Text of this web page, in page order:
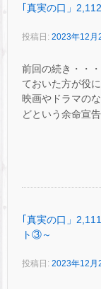
｢真実の口」
投稿日: 2023年12月
前回の続き・・
ておいた方が役
映画やドラマの
どという余命宣
｢真実の口」
ト③～
投稿日: 2023年12月